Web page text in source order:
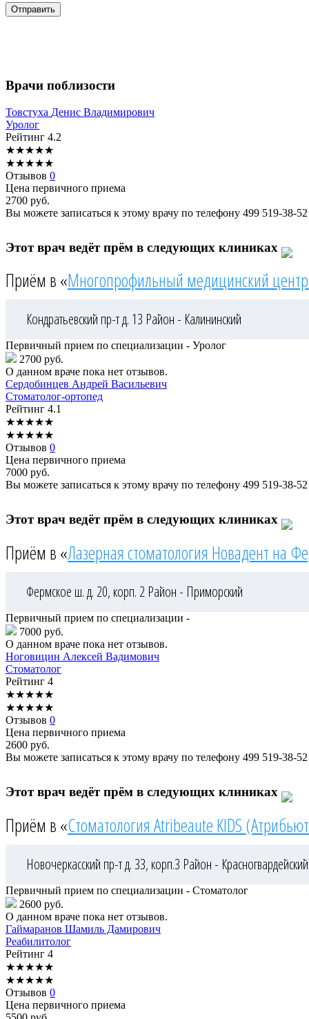
Врачи поблизости
Товстуха Денис Владимирович
Уролог
Рейтинг 4.2
★★★★★
★★★★★
Отзывов 0
Цена первичного приема
2700 руб.
Вы можете записаться к этому врачу по телефону 499 519-38-52
Этот врач ведёт прём в следующих клиниках
Приём в «Многопрофильный медицинский
Кондратьевский пр-т д. 13 Район - Калининский
Первичный прием по специализации - Уролог
2700 руб.
О данном враче пока нет отзывов.
Сердобинцев Андрей Васильевич
Стоматолог-ортопед
Рейтинг 4.1
★★★★★
★★★★★
Отзывов 0
Цена первичного приема
7000 руб.
Вы можете записаться к этому врачу по телефону 499 519-38-52
Этот врач ведёт прём в следующих клиниках
Приём в «Лазерная стоматология Новадент на
Фермское ш. д. 20, корп. 2 Район - Приморский
Первичный прием по специализации -
7000 руб.
О данном враче пока нет отзывов.
Ноговицин Алексей Вадимович
Стоматолог
Рейтинг 4
★★★★★
★★★★★
Отзывов 0
Цена первичного приема
2600 руб.
Вы можете записаться к этому врачу по телефону 499 519-38-52
Этот врач ведёт прём в следующих клиниках
Приём в «Стоматология Atribeaute KIDS
Новочеркасский пр-т д. 33, корп.3 Район - Красногвардейский
Первичный прием по специализации - Стоматолог
2600 руб.
О данном враче пока нет отзывов.
Гаймаранов Шамиль Дамирович
Реабилитолог
Рейтинг 4
★★★★★
★★★★★
Отзывов 0
Цена первичного приема